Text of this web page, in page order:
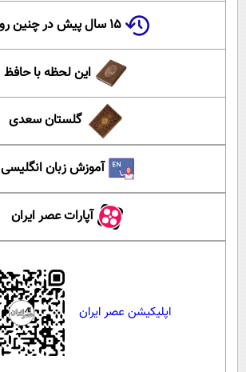
۱۵ سال پیش در چنین روزی
این لحظه با حافظ
گلستان سعدی
آموزش زبان انگلیسی
آپارات عصر ایران
اپلیکیشن عصر ایران